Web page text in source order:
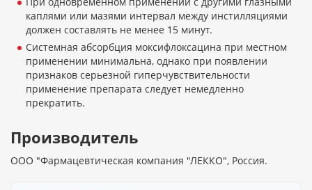
каплями или мазями интервал между инстилляциями
должен составлять не менее 15 минут.
Системная абсорбция моксифлоксацина при местном
применении минимальна, однако при появлении
признаков серьезной гиперчувствительности
применение препарата следует немедленно
прекратить.
Производитель
ООО "Фармацевтическая компания "ЛЕККО", Россия.